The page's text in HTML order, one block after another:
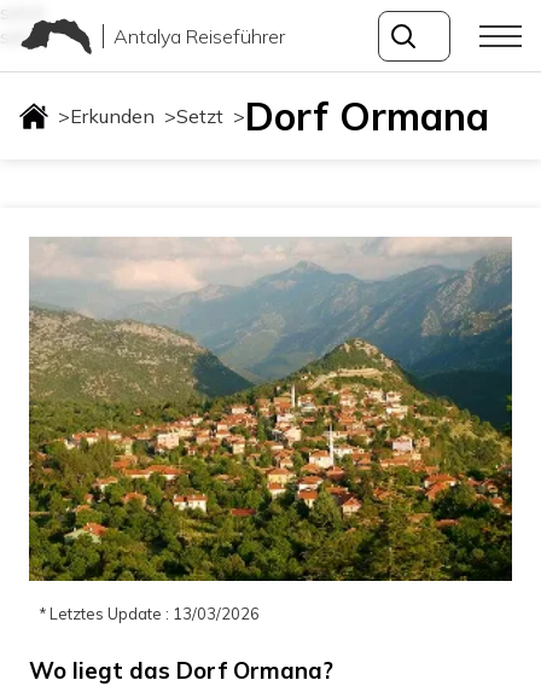
setzt
setzt
Antalya Reiseführer
>Erkunden >Setzt >Dorf Ormana
* Letztes Update : 13/03/2026
Wo liegt das Dorf Ormana?